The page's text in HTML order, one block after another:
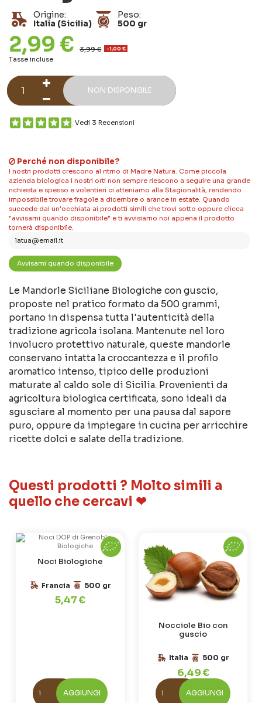
Origine:
Italia (Sicilia)
Peso:
500 gr
2,99 € 3,99 € -1,00 €
Tasse incluse
NON DISPONIBILE
Vedi 3 Recensioni
Perché non disponibile?
I nostri prodotti crescono al ritmo di Madre Natura. Come piccola
azienda biologica i nostri orti non sempre riescono a seguire una grande
richiesta e spesso e volentieri ci atteniamo alla Stagionalità, rendendo
impossibile trovare fragole a dicembre o arance in estate. Quando
succede dai un'occhiata ai prodotti simili che trovi sotto oppure clicca
"avvisami quando disponibile" e ti avvisiamo noi appena il prodotto
tornerà disponibile.
Le Mandorle Siciliane Biologiche con guscio,
proposte nel pratico formato da 500 grammi,
portano in dispensa tutta l'autenticità della
tradizione agricola isolana. Mantenute nel loro
involucro protettivo naturale, queste mandorle
conservano intatta la croccantezza e il profilo
aromatico intenso, tipico delle produzioni
maturate al caldo sole di Sicilia. Provenienti da
agricoltura biologica certificata, sono ideali da
sgusciare al momento per una pausa dal sapore
puro, oppure da impiegare in cucina per arricchire
ricette dolci e salate della tradizione.
Questi prodotti ? Molto simili a
quello che cercavi ❤
Noci Biologiche
Francia 500 gr
5,47 €
AGGIUNGI
Nocciole Bio con
guscio
Italia 500 gr
6,49 €
AGGIUNGI